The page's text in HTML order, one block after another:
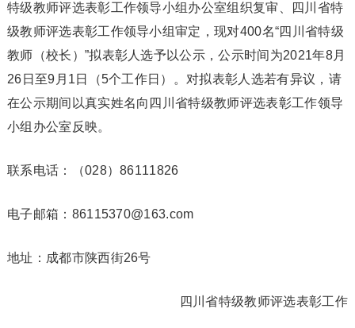
特级教师评选表彰工作领导小组办公室组织复审、四川省特
级教师评选表彰工作领导小组审定，现对400名“四川省特级
教师（校长）”拟表彰人选予以公示，公示时间为2021年8月
26日至9月1日（5个工作日）。对拟表彰人选若有异议，请
在公示期间以真实姓名向四川省特级教师评选表彰工作领导
小组办公室反映。
联系电话：（028）86111826
电子邮箱：86115370@163.com
地址：成都市陕西街26号
四川省特级教师评选表彰工作